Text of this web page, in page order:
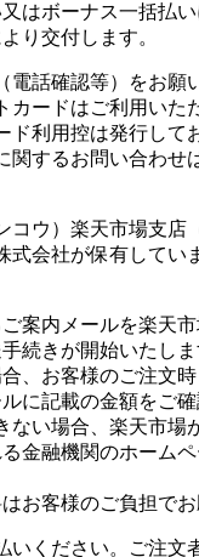
はボーナス一括払
り交付します。
話確認等）をお願
ードはご利用いた
利用控は発行して
関するお問い合わせ
コウ）楽天市場支
会社が保有してい
案内メールを楽天
続きが開始いたしま
、お客様のご注文
に記載の金額をご
ない場合、楽天市場
金融機関のホーム
お客様のご負担でお
ください。ご注文